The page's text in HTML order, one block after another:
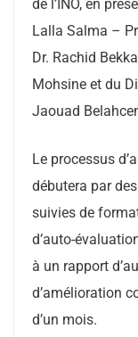
de l’INO, en
Lalla Salma –
Dr. Rachid
Mohsine et du
Jaouad
Le processus
débutera par
suivies de
d’auto-
à un rapport
d’amélioration
d’un mois.